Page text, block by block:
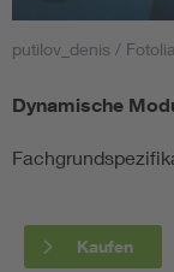
Smart
DKE
Circular
putilov_denis / Fotolia
Dynamische
Kaufen